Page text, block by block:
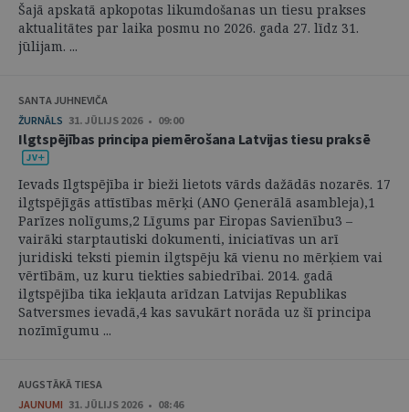
Šajā apskatā apkopotas likumdošanas un tiesu prakses
aktualitātes par laika posmu no 2026. gada 27. līdz 31.
jūlijam. ...
SANTA JUHNEVIČA
ŽURNĀLS 31. JŪLIJS 2026 • 09:00
Ilgtspējības principa piemērošana Latvijas tiesu praksē
Ievads Ilgtspējība ir bieži lietots vārds dažādās nozarēs. 17
ilgtspējīgās attīstības mērķi (ANO Ģenerālā asambleja),1
Parīzes nolīgums,2 Līgums par Eiropas Savienību3 –
vairāki starptautiski dokumenti, iniciatīvas un arī
juridiski teksti piemin ilgtspēju kā vienu no mērķiem vai
vērtībām, uz kuru tiekties sabiedrībai. 2014. gadā
ilgtspējība tika iekļauta arīdzan Latvijas Republikas
Satversmes ievadā,4 kas savukārt norāda uz šī principa
nozīmīgumu ...
AUGSTĀKĀ TIESA
JAUNUMI 31. JŪLIJS 2026 • 08:46